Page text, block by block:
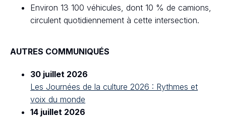
Environ 13 100 véhicules, dont 10 % de camions,
circulent quotidiennement à cette intersection.
AUTRES COMMUNIQUÉS
30 juillet 2026
Les Journées de la culture 2026 : Rythmes et
voix du monde
14 juillet 2026